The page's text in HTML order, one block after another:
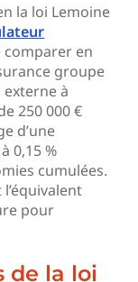
la loi Lemoine
en
groupe
externe à
250 000 €
d’une
0,15 %
cumulées.
pour
de la loi